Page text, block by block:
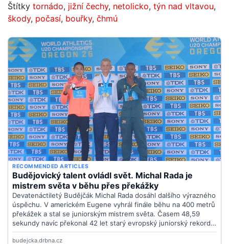
Štítky tornádo, jižní čechy, netolicko, týn nad vltavou,
škody, počasí, bouřky, čhmú